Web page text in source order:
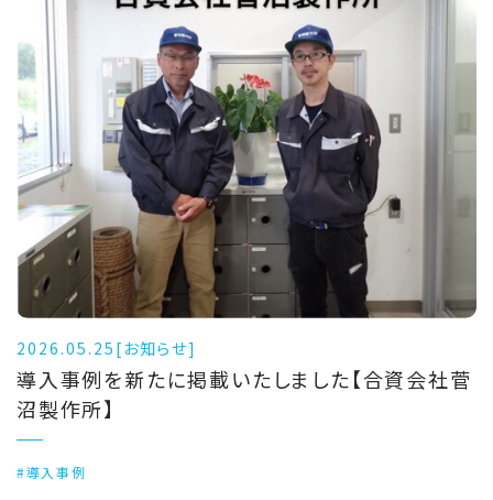
2026.05.25 [お知らせ]
導入事例を新たに掲載いたしました【合資会社菅
沼製作所】
#導入事例